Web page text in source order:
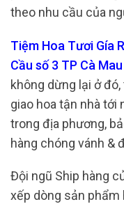
theo nhu cầu của
Tiệm Hoa Tươi Gía
Cầu số 3 TP Cà
không dừng lại ở
giao hoa tận nhà tới
trong địa phương,
hàng chóng vánh &
Đội ngũ Ship hàng
xếp dòng sản phẩm